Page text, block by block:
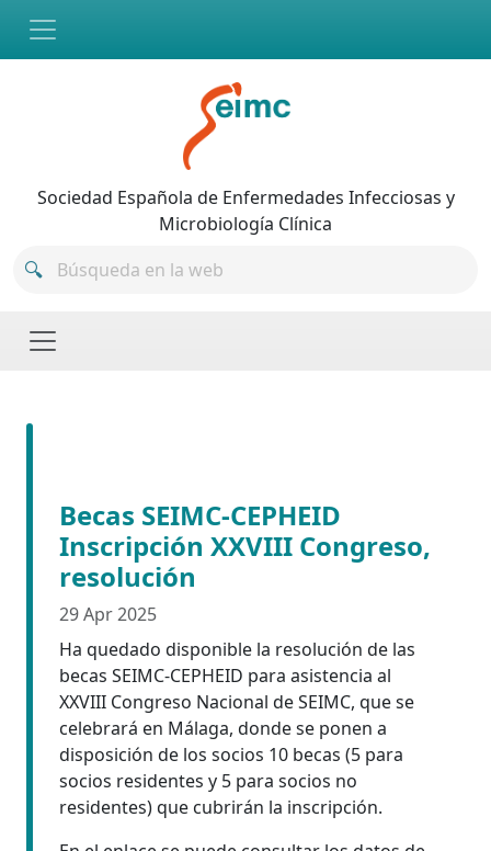
Sociedad Española de Enfermedades Infecciosas y
Microbiología Clínica
Becas SEIMC-CEPHEID
Inscripción XXVIII Congreso,
resolución
29 Apr 2025
Ha quedado disponible la resolución de las
becas SEIMC-CEPHEID para asistencia al
XXVIII Congreso Nacional de SEIMC, que se
celebrará en Málaga, donde se ponen a
disposición de los socios 10 becas (5 para
socios residentes y 5 para socios no
residentes) que cubrirán la inscripción.